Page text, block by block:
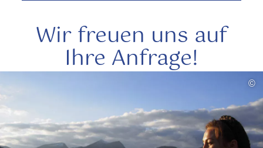
Wir freuen uns auf
Ihre Anfrage!
©